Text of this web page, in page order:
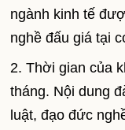
ngành kinh tế
nghề đấu giá tại
2. Thời gian của
tháng. Nội dung
luật, đạo đức